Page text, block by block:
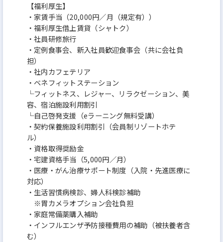
【福利厚生】
・家賃手当（20,000円／月（規定有））
・福利厚生借上賃貸（シャトク）
・社員研修旅行
・定例食事会、新入社員歓迎食事会（共に会社負
担）
・社内カフェテリア
・ベネフィットステーション
└フィットネス、レジャー、リラクゼーション、美
容、宿泊施設利用割引
└自己啓発支援（eラーニング無料受講）
・契約保養施設利用割引（会員制リゾートホテ
ル）
・資格取得奨励金
・宅建資格手当（5,000円／月）
・医療・がん治療サポート制度（入院・先進医療に
対応）
・生活習慣病検診、婦人科検診補助
※胃カメラオプション会社負担
・家庭常備薬購入補助
・インフルエンザ予防接種費用の補助（被扶養者含
む）